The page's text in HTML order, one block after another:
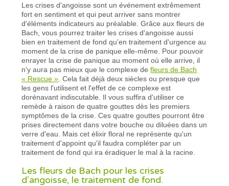
Les crises d'angoisse sont un événement extrêmement
fort en sentiment et qui peut arriver sans montrer
d'éléments indicateurs au préalable. Grâce aux fleurs de
Bach, vous pourrez traiter les crises d'angoisse aussi
bien en traitement de fond qu’en traitement d'urgence au
moment de la crise de panique elle-même. Pour pouvoir
enrayer la crise de panique au moment où elle arrive, il
n'y aura pas mieux que le complexe defleurs de Bach
« Rescue » . Cela fait déjà deux siècles ou presque que
les gens l'utilisent et l'effet de ce complexe est
dorénavant indiscutable. Il vous suffira d'utiliser ce
remède à raison de quatre gouttes dès les premiers
symptômes de la crise. Ces quatre gouttes pourront être
prises directement dans votre bouche ou diluées dans un
verre d'eau. Mais cet élixir floral ne représente qu'un
traitement d'appoint qu'il faudra compléter par un
traitement de fond qui ira éradiquer le mal à la racine.
Les fleurs de Bach pour les crises
d'angoisse, le traitement de fond.